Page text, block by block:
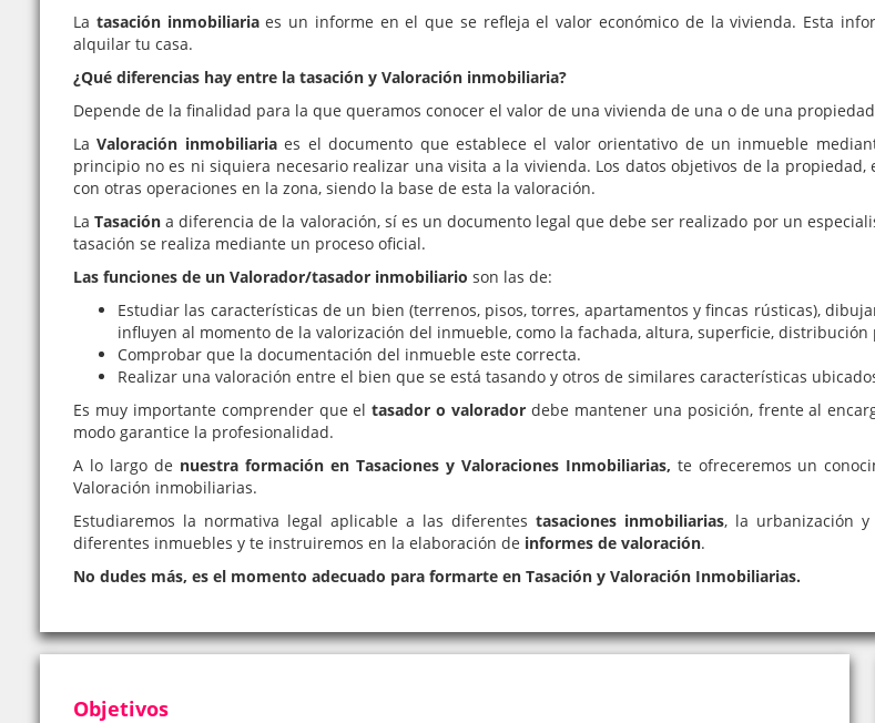
La tasación inmobiliariaes un informe en el que se refleja el valor económico de la vivienda. Esta
alquilar tu casa.
¿Qué diferencias hay entre la tasación y Valoración inmobiliaria?
Depende de la finalidad para la que queramos conocer el valor de una vivienda de una o de una
LaValoración inmobiliariaes el documento que establece el valor orientativo de un inmueble
principio no es ni siquiera necesario realizar una visita a la vivienda. Los datos objetivos de la
con otras operaciones en la zona, siendo la base de esta la valoración.
LaTasación a diferencia de la valoración, sí es un documento legal que debe ser realizado por un
tasación se realiza mediante un proceso oficial.
Las funciones de un Valorador/tasador inmobiliario son las de:
Estudiar las características de un bien (terrenos, pisos, torres, apartamentos y fincas rústicas),
influyen al momento de la valorización del inmueble, como la fachada, altura, superficie,
Comprobar que la documentación del inmueble este correcta.
Realizar una valoración entre el bien que se está tasando y otros de similares características
Es muy importante comprender que eltasador o valorador debe mantener una posición, frente al
modo garantice la profesionalidad.
A lo largo de nuestra formación en Tasaciones y Valoraciones Inmobiliarias, te ofreceremos un
Valoración inmobiliarias.
Estudiaremos la normativa legal aplicable a las diferentes tasaciones inmobiliarias, la urbanización
diferentes inmuebles y te instruiremos en la elaboración de informes de valoración.
No dudes más, es el momento adecuado para formarte en Tasación y Valoración Inmobiliarias.
Objetivos